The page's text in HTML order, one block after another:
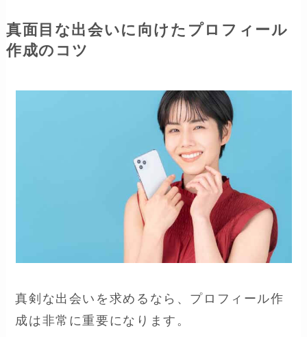
真面目な出会いに向けたプロフィール
作成のコツ
真剣な出会いを求めるなら、プロフィール作
成は非常に重要になります。